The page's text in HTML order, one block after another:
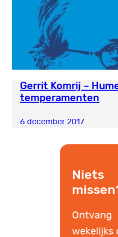
Gerrit Komrij –
temperamenten
6 december 2017
Niets
Ontvang
wekelijks